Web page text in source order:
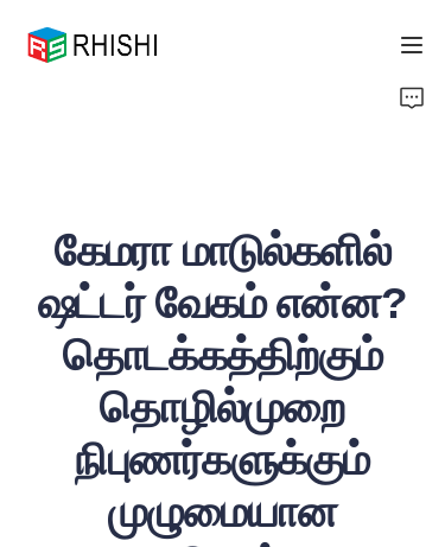
கேமரா மாடுல்களில்
ஷட்டர் வேகம் என்ன?
தொடக்கத்திற்கும்
தொழில்முறை
நிபுணர்களுக்கும்
முழுமையான
About Us
News
Support